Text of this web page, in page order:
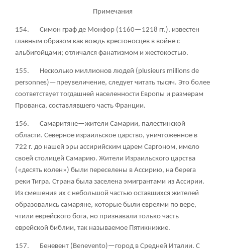
Примечания
154. Симон граф де Монфор (1160—1218 гг.), известен
главным образом как вождь крестоносцев в войне с
альбигойцами; отличался фанатизмом и жестокостью.
155. Несколько миллионов людей (plusieurs millions de
personnes)—преувеличение, следует читать тысяч. Это более
соответствует тогдашней населенности Европы и размерам
Прованса, составлявшего часть Франции.
156. Самаритяне—жители Самарии, палестинской
области. Северное израильское царство, уничтоженное в
722 г. до нашей эры ассирийским царем Саргоном, имело
своей столицей Самарию. Жители Израильского царства
(«десять колен») были переселены в Ассирию, на берега
реки Тигра. Страна была заселена эмигрантами из Ассирии.
Из смешения их с небольшой частью оставшихся жителей
образовались самаряне, которые были евреями по вере,
чтили еврейского бога, но признавали только часть
еврейской библии, так называемое Пятикнижие.
157. Беневент (Benevento)—город в Средней Италии. С